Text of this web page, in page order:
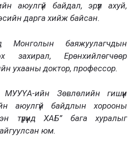
аюулгүй байдал, эрүүл ахуй,
дарга хийж байсан.
Монголын баяжуулагчдын
захирал, Ерөнхийлөгчөөр
ухааны доктор, профессор.
МУУҮА-ийн Зөвлөлийн гишүүн
аюулгүй байдлын хорооны
түрүүнд ХАБ” бага хуралыг
юм.